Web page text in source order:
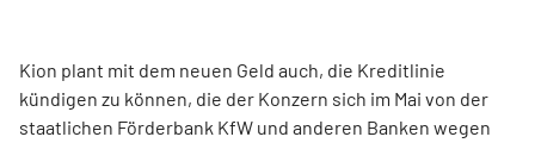
Kion plant mit dem neuen Geld auch, die Kreditlinie
kündigen zu können, die der Konzern sich im Mai von der
staatlichen Förderbank KfW und anderen Banken wegen